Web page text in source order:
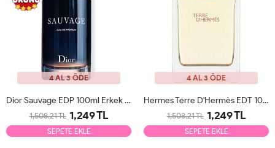
4 AL 3 ÖDE
Dior Sauvage EDP 100ml Erkek Parfüm Tester
1,508.21 TL 1,249 TL
SEPETE EKLE
4 AL 3 ÖDE
Hermes Terre D'Hermès EDT 100ml Erkek Parfüm Tester
1,508.21 TL 1,249 TL
SEPETE EKLE